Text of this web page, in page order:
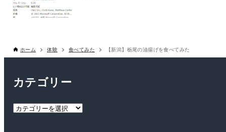
ホーム 体験 食べてみた 【新潟】栃尾の油揚げを食べてみた
カテゴリー
カ